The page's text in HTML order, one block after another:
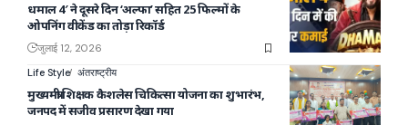
धमाल 4′ ने दूसरे दिन ‘अल्फा’ सहित 25 फिल्मों के
ओपनिंग वीकेंड का तोड़ा रिकॉर्ड
जुलाई 12, 2026
Life Style अंतराष्ट्रीय
मुख्यमंत्री शिक्षक कैशलेस चिकित्सा योजना का शुभारंभ,
जनपद में सजीव प्रसारण देखा गया